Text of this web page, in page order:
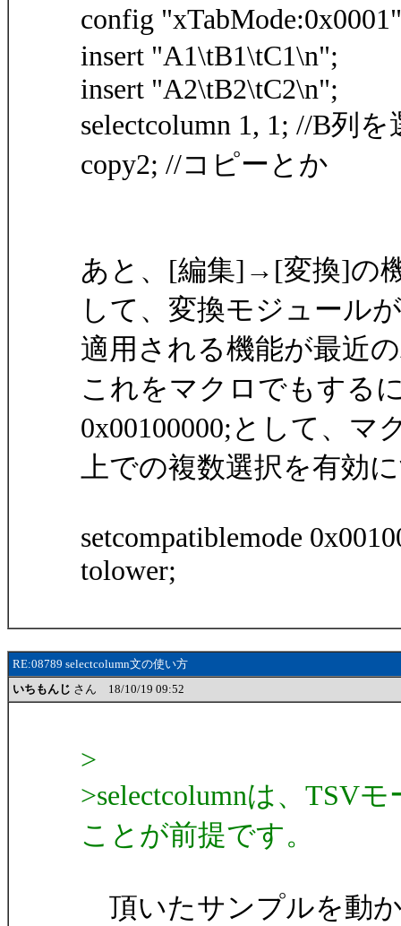
config
insert "A1\tB1\tC1\n";
insert "A2\tB2\tC2\n";
selectcolumn 1, 1; //B列を
copy2; //コピーとか
あと、[編集]→[変換]の
して、変換モジュールが
適用される機能が最近
これをマクロでもする
0x00100000;として、マ
上での複数選択を有効
setcompatiblemode
tolower;
RE:08789 selectcolumn文の使い方
いちもんじ さん 18/10/19 09:52
>
>selectcolumnは、TSV
ことが前提です。
頂いたサンプルを動